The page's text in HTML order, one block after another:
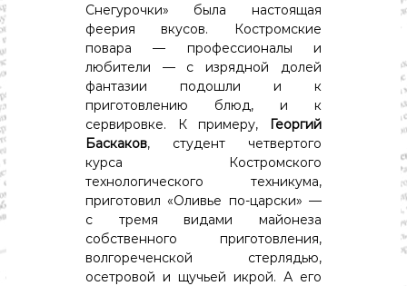
п
о
л
т
и
а
,
н
о
к
Снегурочки» была настоящая
феерия вкусов. Костромские
повара — профессионалы и
любители — с изрядной долей
фантазии подошли и к
приготовлению блюд, и к
сервировке. К примеру,
Георгий
Баскаков, студент четвертого
курса Костромского
технологического техникума,
приготовил «Оливье по-царски» —
с тремя видами майонеза
собственного приготовления,
волгореченской стерлядью,
осетровой и щучьей икрой. А его